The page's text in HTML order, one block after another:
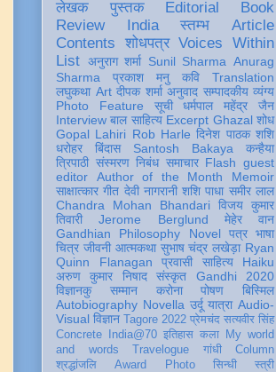
लेखक
पुस्तक Editorial
Book
Review
India स्तम्भ
Article
Contents
शोधपत्र Voices Within
List अनुराग शर्मा Sunil Sharma Anurag
Sharma
प्रकाश मनु कवि
Translation
लघुकथा Art दीपक शर्मा अनुवाद सम्पादकीय व्यंग्य
Photo Feature
सूची
धर्मपाल महेंद्र जैन
Interview बाल साहित्य Excerpt Ghazal शोध
Gopal Lahiri Rob Harle दिनेश पाठक शशि
धरोहर
बिंदास Santosh Bakaya
कन्हैया
त्रिपाठी संस्मरण निबंध समाचार Flash guest
editor
Author of the Month
Memoir
साक्षात्कार गीत देवी नागरानी शशि पाधा समीर लाल
Chandra Mohan Bhandari विजय कुमार
तिवारी
Jerome Berglund
मेहेर वान
Gandhian Philosophy
Novel पत्र भाषा
चित्र जीवनी आत्मकथा सुभाष चंद्र लखेड़ा Ryan
Quinn Flanagan
प्रवासी साहित्य
Haiku
अरुण कुमार निषाद
संस्कृत
Gandhi 2020
विज्ञानकु
सम्मान करोना पोषण
बिस्मिल
Autobiography Novella उर्दू यात्रा Audio-
Visual विज्ञान Tagore 2022 प्रेमचंद सत्यवीर सिंह
Concrete
India@70 इतिहास कला
My world
and words
Travelogue गांधी
Column
श्रद्धांजलि
Award Photo सिन्धी
स्त्री